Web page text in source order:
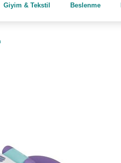
Giyim & Tekstil Beslenme